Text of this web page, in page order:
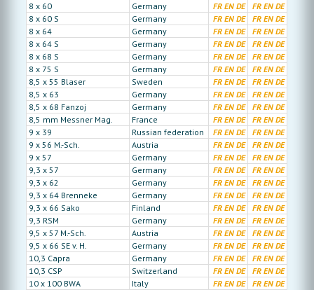
8 x 60
Germany FR EN DE FR EN DE
8 x 60 S
Germany FR EN DE FR EN DE
8 x 64
Germany FR EN DE FR EN DE
8 x 64 S
Germany FR EN DE FR EN DE
8 x 68 S
Germany FR EN DE FR EN DE
8 x 75 S
Germany FR EN DE FR EN DE
8,5 x 55 Blaser
Sweden FR EN DE FR EN DE
8,5 x 63
Germany FR EN DE FR EN DE
8,5 x 68 Fanzoj
Germany FR EN DE FR EN DE
8,5 mm Messner Mag.
France FR EN DE FR EN DE
9 x 39
Russian federation FR EN DE FR EN DE
9 x 56 M.-Sch.
Austria FR EN DE FR EN DE
9 x 57
Germany FR EN DE FR EN DE
9,3 x 57
Germany FR EN DE FR EN DE
9,3 x 62
Germany FR EN DE FR EN DE
9,3 x 64 Brenneke
Germany FR EN DE FR EN DE
9,3 x 66 Sako
Finland FR EN DE FR EN DE
9,3 RSM
Germany FR EN DE FR EN DE
9,5 x 57 M.-Sch.
Austria FR EN DE FR EN DE
9,5 x 66 SE v. H.
Germany FR EN DE FR EN DE
10,3 Capra
Germany FR EN DE FR EN DE
10,3 CSP
Switzerland FR EN DE FR EN DE
10 x 100 BWA
Italy FR EN DE FR EN DE